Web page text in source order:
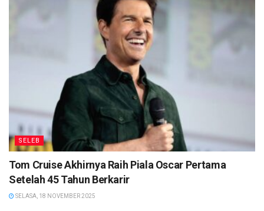
SELEB
Tom Cruise Akhirnya Raih Piala Oscar Pertama
Setelah 45 Tahun Berkarir
SELASA, 18 NOVEMBER 2025